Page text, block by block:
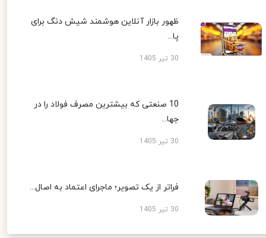
ظهور بازار آنلاین هوشمند شیش دنگ برای
پا...
30 تیر 1405
10 صنعتی که بیشترین مصرف فولاد را در
جها...
30 تیر 1405
فراتر از یک تصویر؛ ماجرای اعتماد به اصال...
30 تیر 1405